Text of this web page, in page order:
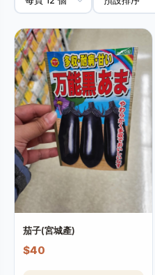
茄子(宮城產)
$40